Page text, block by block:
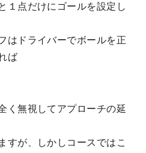
１点だけにゴールを設定し
はドライバーでボールを正
ば
く無視してアプローチの延
すが、しかしコースではこ